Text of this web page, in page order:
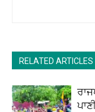
RELATED ARTICLES